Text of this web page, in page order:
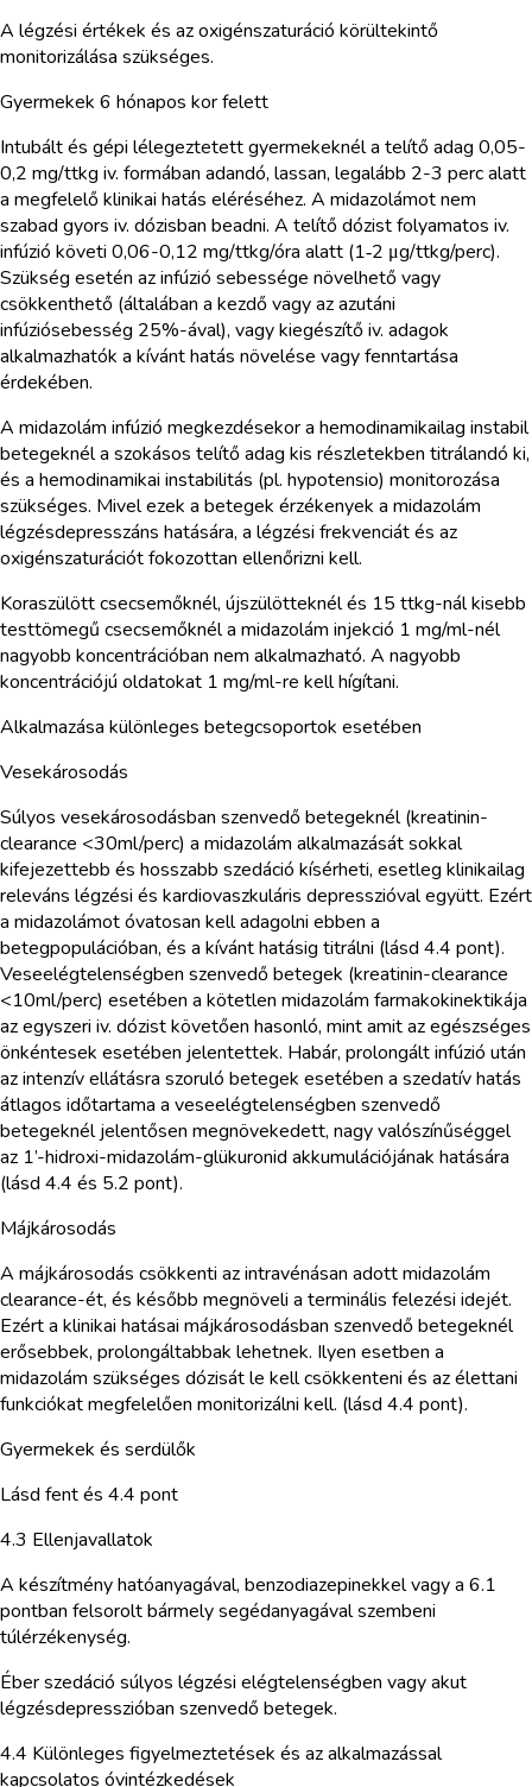
A légzési értékek és az oxigénszaturáció körültekintő
monitorizálása szükséges.
Gyermekek 6 hónapos kor felett
Intubált és gépi lélegeztetett gyermekeknél a telítő adag 0,05-
0,2 mg/ttkg iv. formában adandó, lassan, legalább 2-3 perc alatt
a megfelelő klinikai hatás eléréséhez. A midazolámot nem
szabad gyors iv. dózisban beadni. A telítő dózist folyamatos iv.
infúzió követi 0,06-0,12 mg/ttkg/óra alatt (1‑2 μg/ttkg/perc).
Szükség esetén az infúzió sebessége növelhető vagy
csökkenthető (általában a kezdő vagy az azutáni
infúziósebesség 25%-ával), vagy kiegészítő iv. adagok
alkalmazhatók a kívánt hatás növelése vagy fenntartása
érdekében.
A midazolám infúzió megkezdésekor a hemodinamikailag instabil
betegeknél a szokásos telítő adag kis részletekben titrálandó ki,
és a hemodinamikai instabilitás (pl. hypotensio) monitorozása
szükséges. Mivel ezek a betegek érzékenyek a midazolám
légzésdepresszáns hatására, a légzési frekvenciát és az
oxigénszaturációt fokozottan ellenőrizni kell.
Koraszülött csecsemőknél, újszülötteknél és 15 ttkg-nál kisebb
testtömegű csecsemőknél a midazolám injekció 1 mg/ml-nél
nagyobb koncentrációban nem alkalmazható. A nagyobb
koncentrációjú oldatokat 1 mg/ml-re kell hígítani.
Alkalmazása különleges betegcsoportok esetében
Vesekárosodás
Súlyos vesekárosodásban szenvedő betegeknél (kreatinin-
clearance <30ml/perc) a midazolám alkalmazását sokkal
kifejezettebb és hosszabb szedáció kísérheti, esetleg klinikailag
releváns légzési és kardiovaszkuláris depresszióval együtt. Ezért
a midazolámot óvatosan kell adagolni ebben a
betegpopulációban, és a kívánt hatásig titrálni (lásd 4.4 pont).
Veseelégtelenségben szenvedő betegek (kreatinin-clearance
<10ml/perc) esetében a kötetlen midazolám farmakokinektikája
az egyszeri iv. dózist követően hasonló, mint amit az egészséges
önkéntesek esetében jelentettek. Habár, prolongált infúzió után
az intenzív ellátásra szoruló betegek esetében a szedatív hatás
átlagos időtartama a veseelégtelenségben szenvedő
betegeknél jelentősen megnövekedett, nagy valószínűséggel
az 1’-hidroxi-midazolám-glükuronid akkumulációjának hatására
(lásd 4.4 és 5.2 pont).
Májkárosodás
A májkárosodás csökkenti az intravénásan adott midazolám
clearance-ét, és később megnöveli a terminális felezési idejét.
Ezért a klinikai hatásai májkárosodásban szenvedő betegeknél
erősebbek, prolongáltabbak lehetnek. Ilyen esetben a
midazolám szükséges dózisát le kell csökkenteni és az élettani
funkciókat megfelelően monitorizálni kell. (lásd 4.4 pont).
Gyermekek és serdülők
Lásd fent és 4.4 pont
4.3 Ellenjavallatok
A készítmény hatóanyagával, benzodiazepinekkel vagy a 6.1
pontban felsorolt bármely segédanyagával szembeni
túlérzékenység.
Éber szedáció súlyos légzési elégtelenségben vagy akut
légzésdepresszióban szenvedő betegek.
4.4 Különleges figyelmeztetések és az alkalmazással
kapcsolatos óvintézkedések